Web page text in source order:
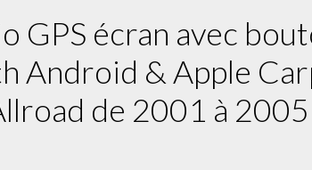
GPS écran avec
Android & Apple
de 2001 à